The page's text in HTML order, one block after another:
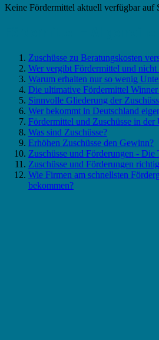
Keine Fördermittel aktuell verfügbar auf
Zuschüsse zu Beratungskosten
Wer vergibt Fördermittel und nicht
Warum erhalten nur so wenig
Die ultimative Fördermittel Winner
Sinnvolle Gliederung der
Wer bekommt in Deutschland
Fördermittel und Zuschüsse in der
Was sind Zuschüsse?
Erhöhen Zuschüsse den Gewinn?
Zuschüsse und Förderungen - Die
Zuschüsse und Förderungen
Wie Firmen am schnellsten
bekommen?